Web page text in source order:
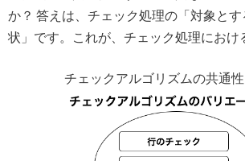
か？ 答えは、チェック処理の「対象と
状」です。これが、チェック処理におけ
チェックアルゴリズムの共通